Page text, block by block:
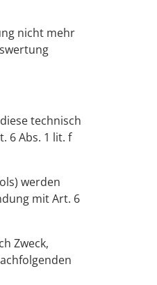
nicht mehr
technisch
6 Abs. 1 lit. f
werden
mit Art. 6
Zweck,